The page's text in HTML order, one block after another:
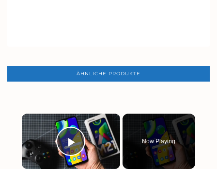
ÄHNLICHE PRODUKTE
×
PLAY
Now Playing